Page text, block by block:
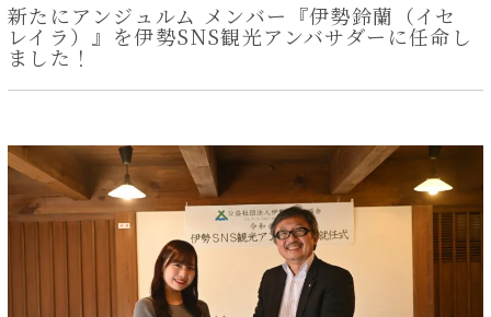
新たにアンジュルム メンバー『伊勢鈴蘭（イセ
レイラ）』を伊勢SNS観光アンバサダーに任命し
ました！